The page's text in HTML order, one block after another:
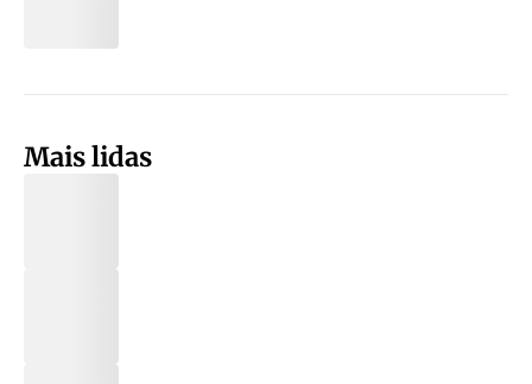
Mais lidas